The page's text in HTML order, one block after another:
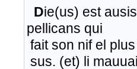
Die(us) est
pellicans qui
fait son nif el
sus. (et) li